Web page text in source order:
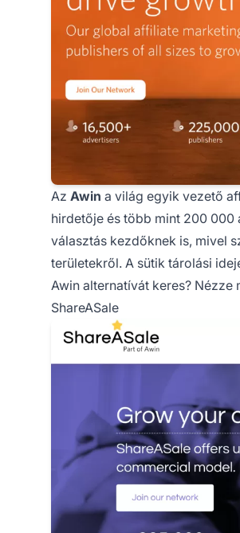
Az Awin a világ egyik vezető
hirdetője és több mint 200 000
választás kezdőknek is, mivel
területekről. A sütik tárolási
Awin alternatívát keres? Nézze
ShareASale